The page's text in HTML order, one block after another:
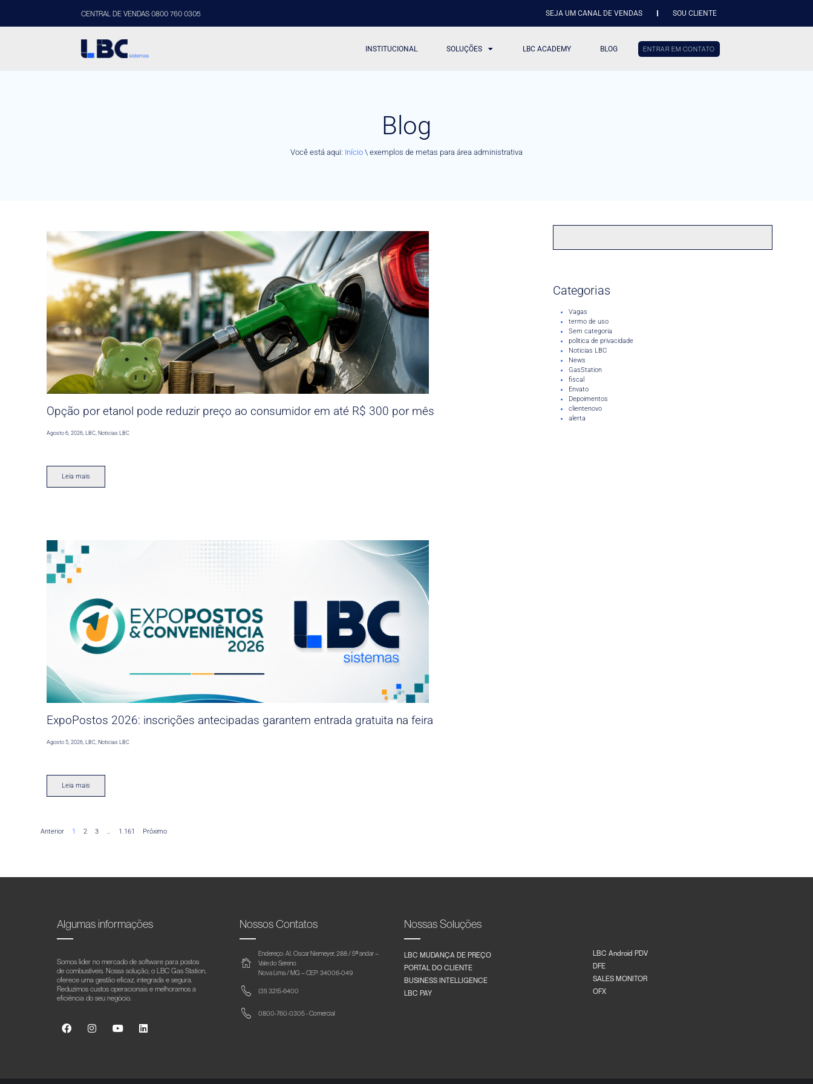
CENTRAL DE VENDAS 0800 760 0305 SEJA UM CANAL DE VENDAS SOU CLIENTE
INSTITUCIONAL SOLUÇÕES LBC ACADEMY BLOG ENTRAR EM CONTATO
Blog
Você está aqui: Início \ exemplos de metas para área administrativa
Opção por etanol pode reduzir preço ao consumidor em até R$ 300 por mês
Agosto 6, 2026,LBC,Noticias LBC
Leia mais
ExpoPostos 2026: inscrições antecipadas garantem entrada gratuita na feira
Agosto 5, 2026 ,LBC Noticias LBC
Leia mais
Anterior 1 2 3 … 1.161 Próximo
Categorias
Vagas
termo de uso
Sem categoria
politica de privacidade
Noticias LBC
News
GasStation
fiscal
Envato
Depoimentos
clientenovo
alerta
Algumas informações
Somos líder no mercado de software para postos
de combustíveis. Nossa solução, o LBC Gas Station,
oferece uma gestão eficaz, integrada e segura.
Reduzimos custos operacionais e melhoramos a
eficiência do seu negócio.
Nossos Contatos
Endereço: Al. Oscar Niemeyer, 288 / 5º andar –
Vale do Sereno
Nova Lima / MG – CEP: 34006-049
(31) 3215-6400
0800-760-0305 - Comercial
Nossas Soluções
LBC MUDANÇA DE PREÇO
PORTAL DO CLIENTE
BUSINESS INTELLIGENCE
LBC PAY
LBC Android PDV
DFE
SALES MONITOR
OFX